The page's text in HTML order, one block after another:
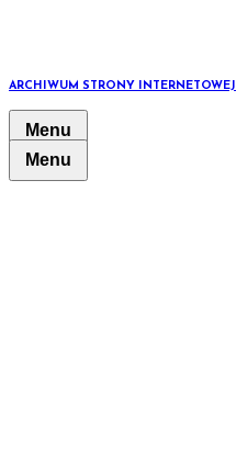
ARCHIWUM STRONY INTERNETOWEJ